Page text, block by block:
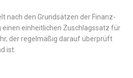
nach den Grundsätzen der Finanz-
einheitlichen Zuschlagssatz für
der regelmäßig darauf überprüft
ist.